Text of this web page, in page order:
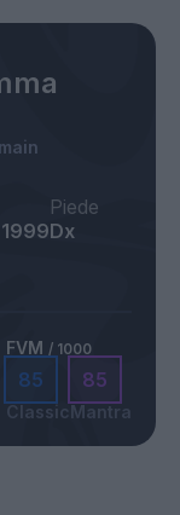
Piede
Dx
FVM / 1000
85
Classic
85
Mantra